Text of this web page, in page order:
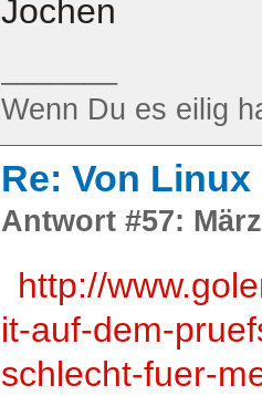
Jochen
Wenn Du es eilig
Re: Von
Antwort #57:
http://
it-auf-dem-
schlecht-fuer-